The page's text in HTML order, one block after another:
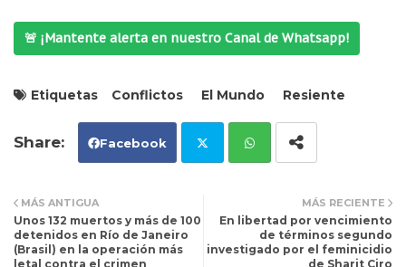
🚨 ¡Mantente alerta en nuestro Canal de Whatsapp!
Etiquetas Conflictos El Mundo Resiente
Facebook
itt ats
MÁS RECIENTE
En libertad por vencimiento
de términos segundo
investigado por el feminicidio
de Sharit Ciro
MÁS ANTIGUA
Unos 132 muertos y más de 100
detenidos en Río de Janeiro
(Brasil) en la operación más
letal contra el crimen